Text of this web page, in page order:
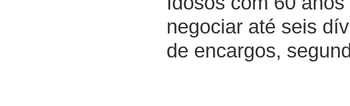
negociar até seis
de encargos,